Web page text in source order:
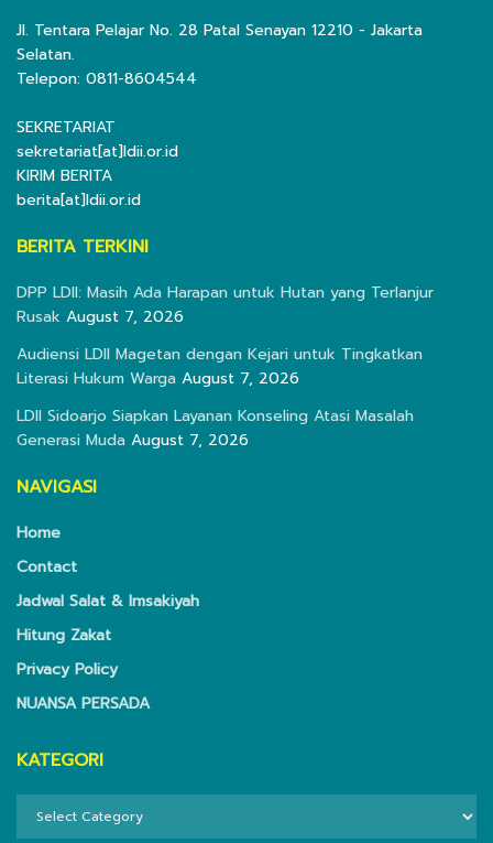
Jl. Tentara Pelajar No. 28 Patal Senayan 12210 - Jakarta
Selatan.
Telepon: 0811-8604544
SEKRETARIAT
sekretariat[at]ldii.or.id
KIRIM BERITA
berita[at]ldii.or.id
BERITA TERKINI
DPP LDII: Masih Ada Harapan untuk Hutan yang Terlanjur
Rusak August 7, 2026
Audiensi LDII Magetan dengan Kejari untuk Tingkatkan
Literasi Hukum Warga August 7, 2026
LDII Sidoarjo Siapkan Layanan Konseling Atasi Masalah
Generasi Muda August 7, 2026
NAVIGASI
Home
Contact
Jadwal Salat & Imsakiyah
Hitung Zakat
Privacy Policy
NUANSA PERSADA
KATEGORI
KATEGORI